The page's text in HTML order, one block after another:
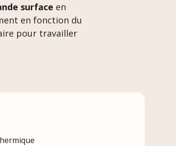
surface en
en fonction du
pour travailler